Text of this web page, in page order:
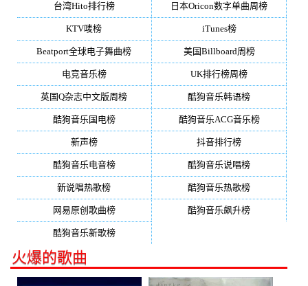
台湾Hito排行榜 日本Oricon数字单曲周榜
KTV唛榜 iTunes榜
Beatport全球电子舞曲榜 美国Billboard周榜
电竞音乐榜 UK排行榜周榜
英国Q杂志中文版周榜 酷狗音乐韩语榜
酷狗音乐国电榜 酷狗音乐ACG音乐榜
新声榜 抖音排行榜
酷狗音乐电音榜 酷狗音乐说唱榜
新说唱热歌榜 酷狗音乐热歌榜
网易原创歌曲榜 酷狗音乐飙升榜
酷狗音乐新歌榜
火爆的歌曲